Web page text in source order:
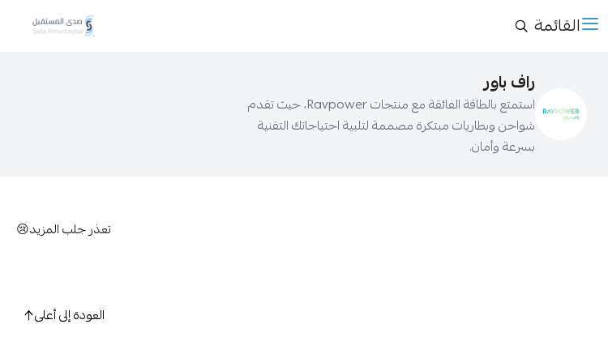
القائمة صدى المستقبل
راف باور
استمتع بالطاقة الفائقة مع منتجات Ravpower، حيث تقدم
شواحن وبطاريات مبتكرة مصممة لتلبية احتياجاتك التقنية
بسرعة وأمان.
تعذر جلب المزيد😢
العودة إلى أعلى